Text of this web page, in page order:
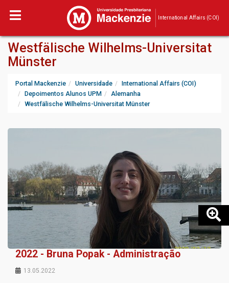
International Affairs (COI)
Westfälische Wilhelms-Universitat
Münster
Portal Mackenzie Universidade
International Affairs (COI)
Depoimentos Alunos UPM
Alemanha
Westfälische Wilhelms-Universitat Münster
2022 - Bruna Popak - Administração
13.05.2022